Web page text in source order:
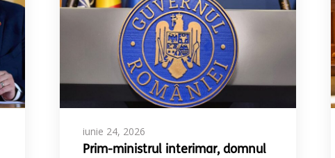
iunie 24, 2026
Prim-ministrul interimar, domnul